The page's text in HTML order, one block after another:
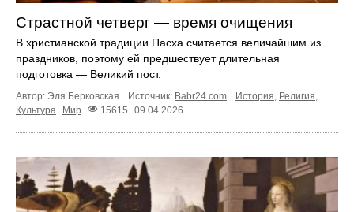
Страстной четверг — время очищения
В христианской традиции Пасха считается величайшим из
праздников, поэтому ей предшествует длительная
подготовка — Великий пост.
Автор: Эля Берковская. Источник: Babr24.com. История, Религия,
Культура
Мир 15615 09.04.2026